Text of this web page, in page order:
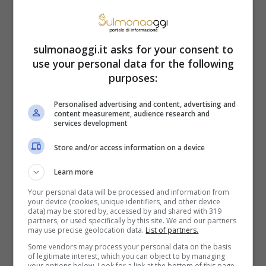
il neonato deve essere nato tra il
novembre 2023 (data di scadenza
avere residenza anagrafica presso il
Comune di Casalfiumanese
avere un ISEE familiare inferiore a
35.000 euro
Si può richiedere il contributo per i nuovi
nati compilando il modello pubblicato sul
sito web del municipio da inoltrare o far
sulmonaoggi.it asks for your consent to
use your personal data for the following
purposes:
Personalised advertising and content, advertising and
content measurement, audience research and
services development
Store and/or access information on a device
Learn more
Your personal data will be processed and information from
your device (cookies, unique identifiers, and other device
data) may be stored by, accessed by and shared with 319
partners, or used specifically by this site. We and our partners
may use precise geolocation data. List of partners.
Some vendors may process your personal data on the basis
of legitimate interest, which you can object to by managing